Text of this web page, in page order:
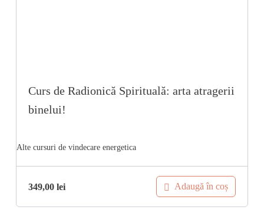
Curs de Radionică Spirituală: arta atragerii
binelui!
349,00 lei Adaugă în coș